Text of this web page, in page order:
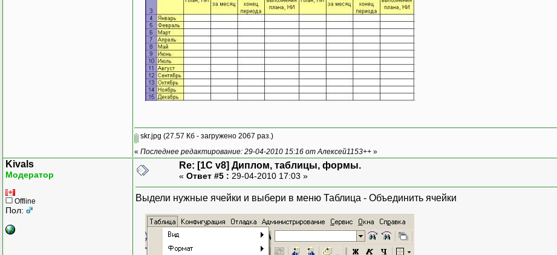
skr.jpg (27.57 Кб - загружено 2067 раз.)
« Последнее редактирование: 29-04-2010 15:16 от Алексей1153++ »
Kivals
Модератор
Offline
Пол:
Re: [1C v8] Диплом, таблицы, формы.
« Ответ #5 : 29-04-2010 17:03 »
Выдели нужные ячейки и выбери в меню Таблица - Объединить ячейки